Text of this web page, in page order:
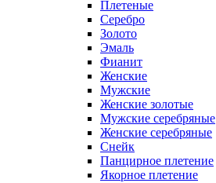
Плетеные
Серебро
Золото
Эмаль
Фианит
Женские
Мужские
Женские золотые
Мужские серебряные
Женские серебряные
Снейк
Панцирное плетение
Якорное плетение